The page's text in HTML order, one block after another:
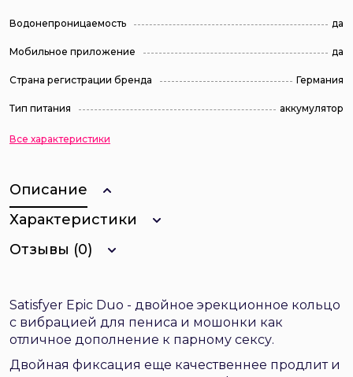
Водонепроницаемость да
Мобильное приложение да
Страна регистрации бренда Германия
Тип питания аккумулятор
Все характеристики
Описание
Характеристики
Отзывы (0)
Satisfyer Epic Duo - двойное эрекционное кольцо
с вибрацией для пениса и мошонки как
отличное дополнение к парному сексу.
Двойная фиксация еще качественнее продлит и